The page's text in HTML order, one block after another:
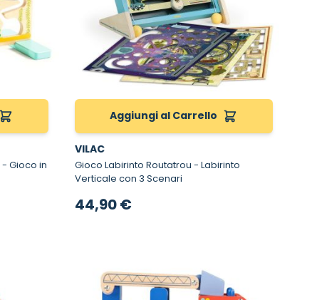
Aggiungi al Carrello
VILAC
Gioco Labirinto Routatrou - Labirinto
Verticale con 3 Scenari
44,90 €